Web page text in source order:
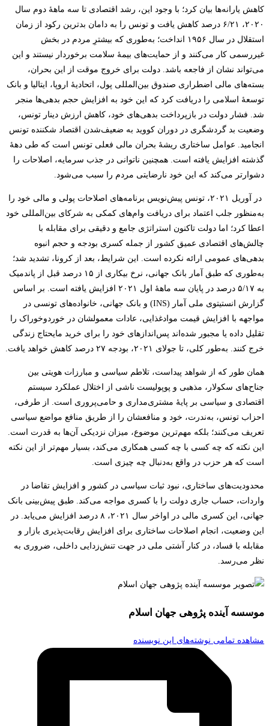
کاهش یارانه‌ها بیان کرد؛ با وجود این، رشد اقتصادی تا سه ماهۀ دوم سال
۲۰۲۰، ۶/۲۱ درصد کاهش یافت و تونس را به دامان بدترین رکود از زمان
استقلال در سال ۱۹۵۶ انداخت؛ به‌طوری که بیشترِ مردم در بخش
غیررسمی کار می‌کنند و از حمایت‌های بیمۀ سلامت برخوردار نیستند و این
می‌تواند نشان از فاجعه باشد. دولت برای خروج موقت از این بحران،
بسته‌های مالی اضطراری صندوق بین‌المللی پول، اتحادیۀ اروپا، ایتالیا و بانک
توسعۀ اسلامی را دریافت کرد که این خود به افزایش حجم بدهی‌ها منجر
‌شد. فشار دولت در بازپرداخت بدهی‌های خود، کاهش ارزش دینار تونس،
وضعیت بد گردشگری در دوران کووید به ضعیف‌شدن اقتصاد شکننده تونس
انجامید. عوامل ساختاری ریشۀ بحران مالی فعلی تونس است که طی دهۀ
گذشته افزایش یافته است. همچنین ناتوانی در جذب سرمایه، اصلاحات را
دشوارتر می‌کند که این خود نارضایتی مردم را سبب می‌شود.
در آوریل ۲۰۲۱، تونس پیش‌نویس برنامه‌های اصلاحات پولی و مالی خود را
به‌منظور جلب اعتماد برای دریافت وام‌های کمکی به شرکای بین‌المللی خود
اعطا کرد؛ اما دولت تاکنون استراتژی جامع و دقیقی برای مقابله با
چالش‌های اقتصادی عمیق کشور از جمله کسری بودجه و حجم انبوه
بدهی‌های عمومی ارائه نکرده ‌است. این شرایط، بعد از کرونا، تشدید شد؛
به‌طوری که طبق آمار بانک جهانی، نرخ بیکاری از ۱۵ درصد قبل از پاندمیک
به ۵/۱۷ درصد در پایان سه ماهۀ اول ۲۰۲۱ افزایش یافته است. بر اساس
گزارش انستیتوی ملی آمار (INS) و بانک جهانی، خانواده‌های تونسی در
مواجهه با افزایش قیمت موادغذایی، عادات معمولشان در خوردوخوراک را
تقلیل داده یا مجبور شده‌اند پس‌اندازهای خود را برای خرید مایحتاج زندگی
خرج کنند. به‌طور کلی، تا جولای ۲۰۲۱، بودجه ۲۷ درصد کاهش خواهد یافت.
همان طور که از شواهد پیداست، تلاطم سیاسی و مبارزات هویتی بین
جناح‌های سکولار، مذهبی و پوپولیست ناشی از اختلال عملکرد سیستم
اقتصادی و سیاسی بر پایۀ مشتری‌مداری و حامی‌پروری است. از طرفی،
احزاب تونس، به‌ندرت، خود و منافعشان را از طریق منافع مواضع سیاسی
تعریف می‌کنند؛ بلکه مهم‌ترین موضوع، میزان نزدیکی آن‌ها به قدرت است.
این نکته که چه کسی با چه کسی همکاری می‌کند، بسیار مهم‌تر از این نکته
است که هر حزب در واقع به‌دنبال چه چیزی است.
محدودیت‌های ساختاری، نبود ثبات سیاسی در کشور و افزایش تقاضا در
واردات، حساب جاری دولت را با کسری مواجه می‌کند. طبق پیش‌بینی بانک
جهانی، این کسری مالی در اواخر سال ۲۰۲۱، ۸ درصد افزایش می‌یابد. در
این وضعیت، انجام اصلاحات ساختاری برای افزایش رقابت‌پذیری بازار و
مقابله با فساد، در کنار آشتی ملی در جهت تنش‌زدایی داخلی، ضروری به
نظر می‌رسد.
موسسه آینده پژوهی جهان اسلام
مشاهده تمامی نوشته‌های این نویسنده